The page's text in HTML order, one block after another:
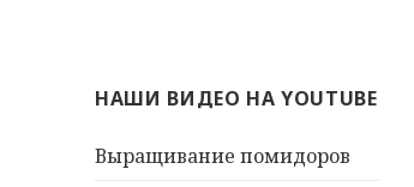
НАШИ ВИДЕО НА YOUTUBE
Выращивание помидоров